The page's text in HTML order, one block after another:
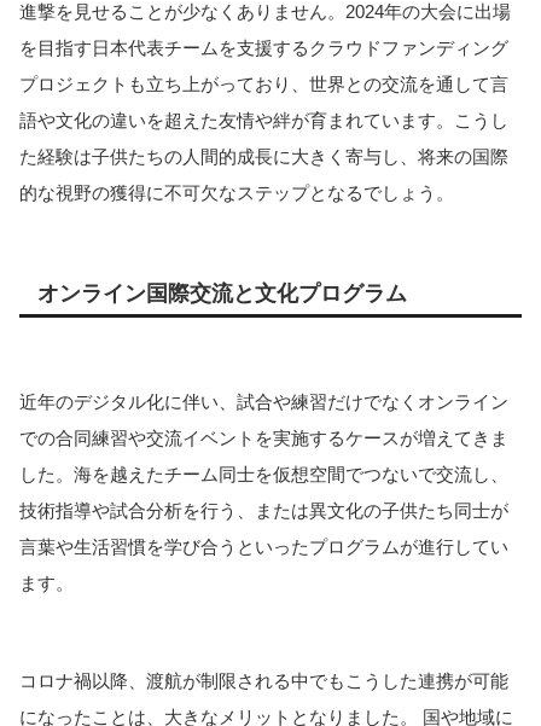
進撃を見せることが少なくありません。2024年の大会に出場
を目指す日本代表チームを支援するクラウドファンディング
プロジェクトも立ち上がっており、世界との交流を通して言
語や文化の違いを超えた友情や絆が育まれています。こうし
た経験は子供たちの人間的成長に大きく寄与し、将来の国際
的な視野の獲得に不可欠なステップとなるでしょう。
オンライン国際交流と文化プログラム
近年のデジタル化に伴い、試合や練習だけでなくオンライン
での合同練習や交流イベントを実施するケースが増えてきま
した。海を越えたチーム同士を仮想空間でつないで交流し、
技術指導や試合分析を行う、または異文化の子供たち同士が
言葉や生活習慣を学び合うといったプログラムが進行してい
ます。
コロナ禍以降、渡航が制限される中でもこうした連携が可能
になったことは、大きなメリットとなりました。 国や地域に